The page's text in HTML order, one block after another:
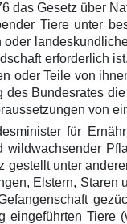
das Gesetz über
Tiere unter
erforderlich
oder Teile von
Bundesrates
von
für
gestellt unter
Elstern,
eingeführten